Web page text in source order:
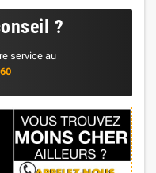
?
service au